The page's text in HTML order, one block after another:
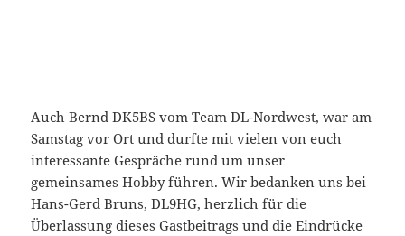
Auch Bernd DK5BS vom Team DL-Nordwest, war am
Samstag vor Ort und durfte mit vielen von euch
interessante Gespräche rund um unser
gemeinsames Hobby führen. Wir bedanken uns bei
Hans-Gerd Bruns, DL9HG, herzlich für die
Überlassung dieses Gastbeitrags und die Eindrücke